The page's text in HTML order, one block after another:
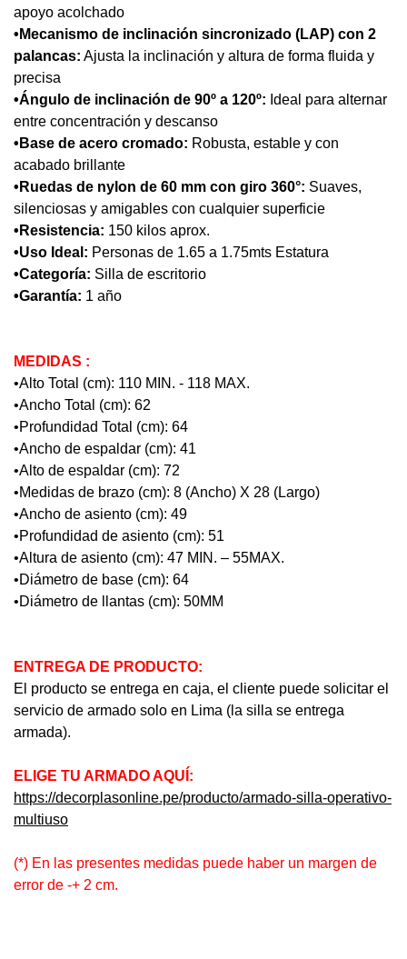
apoyo acolchado
•Mecanismo de inclinación sincronizado (LAP) con 2
palancas: Ajusta la inclinación y altura de forma fluida y
precisa
•Ángulo de inclinación de 90º a 120º: Ideal para alternar
entre concentración y descanso
•Base de acero cromado: Robusta, estable y con
acabado brillante
•Ruedas de nylon de 60 mm con giro 360°: Suaves,
silenciosas y amigables con cualquier superficie
•Resistencia: 150 kilos aprox.
•Uso Ideal: Personas de 1.65 a 1.75mts Estatura
•Categoría: Silla de escritorio
•Garantía: 1 año
MEDIDAS :
•Alto Total (cm): 110 MIN. - 118 MAX.
•Ancho Total (cm): 62
•Profundidad Total (cm): 64
•Ancho de espaldar (cm): 41
•Alto de espaldar (cm): 72
•Medidas de brazo (cm): 8 (Ancho) X 28 (Largo)
•Ancho de asiento (cm): 49
•Profundidad de asiento (cm): 51
•Altura de asiento (cm): 47 MIN. – 55MAX.
•Diámetro de base (cm): 64
•Diámetro de llantas (cm): 50MM
ENTREGA DE PRODUCTO:
El producto se entrega en caja, el cliente puede solicitar el
servicio de armado solo en Lima (la silla se entrega
armada).
ELIGE TU ARMADO AQUÍ:
https://decorplasonline.pe/producto/armado-silla-operativo-
multiuso
(*) En las presentes medidas puede haber un margen de
error de -+ 2 cm.